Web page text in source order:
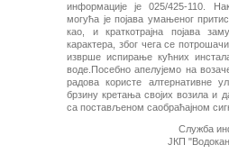
информације је 025/425-110.
могућа је појава умањеног
као, и краткотрајна појава
карактера, због чега се
изврше испирање кућних
воде.Посебно апелујемо на
радова користе алтернативне
брзину кретања својих возила и
са постављеном саобраћајном
Служба
ЈКП